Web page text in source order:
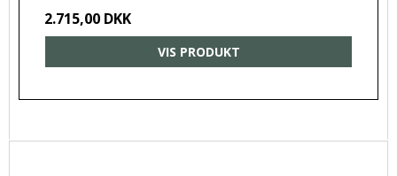
2.715,00 DKK
VIS PRODUKT